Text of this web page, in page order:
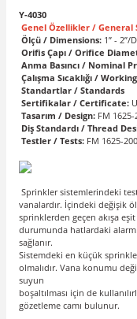
Y-4030
Genel Özellikler / General
Ölçü / Dimensions: 1” - 2”/
Orifis Çapı / Orifice
Anma Basıncı / Nominal
Çalışma Sıcaklığı /
Standartlar / Standards
Sertifikalar / Certificate:
Tasarım / Design: FM
Diş Standardı / Thread
Testler / Tests: FM 1625-
Sprinkler sistemlerindeki
vanalardır. İçindeki değişik
sprinklerden geçen akışa
durumunda hatlardaki alarm
sağlanır.
Sistemdeki en küçük
olmalıdır. Vana konumu
suyun
boşaltılması için de
gözetleme camı bulunur.